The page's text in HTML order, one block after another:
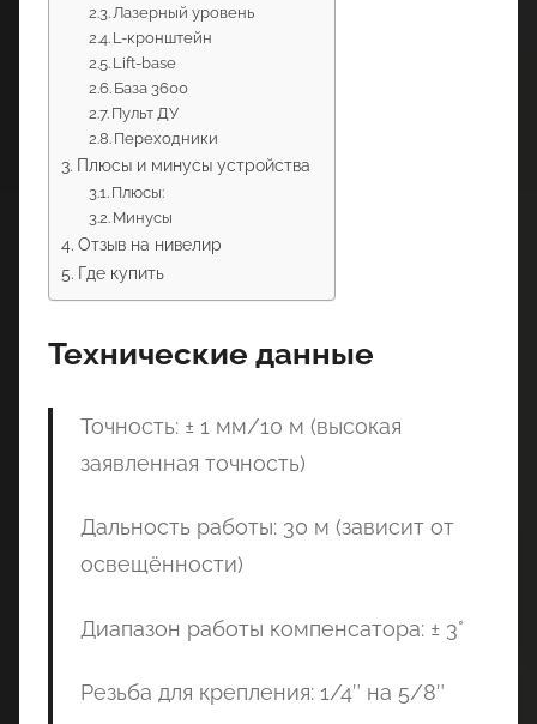
Лазерный уровень
L-кронштейн
Lift-base
База 3600
Пульт ДУ
Переходники
Плюсы и минусы устройства
Плюсы:
Минусы
Отзыв на нивелир
Где купить
Технические данные
Точность: ± 1 мм/10 м (высокая
заявленная точность)
Дальность работы: 30 м (зависит от
освещённости)
Диапазон работы компенсатора: ± 3°
Резьба для крепления: 1/4″ на 5/8″